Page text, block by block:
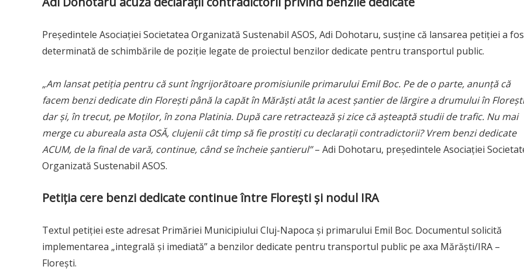
Președintele Asociației Societatea Organizată Sustenabil ASOS, Adi Dohotaru, susține că lansarea petiției a
determinată de schimbările de poziție legate de proiectul benzilor dedicate pentru transportul public.
„Am lansat petiția pentru că sunt îngrijorătoare promisiunile primarului Emil Boc. Pe de o parte, anunță că
facem benzi dedicate din Florești până la capăt în Mărăști atât la acest șantier de lărgire a drumului în
dar și, în trecut, pe Moților, în zona Platinia. După care retractează și zice că așteaptă studii de trafic. Nu mai
merge cu abureala asta OSĂ, clujenii cât timp să fie prostiți cu declarații contradictorii? Vrem benzi dedicate
ACUM, de la final de vară, continue, când se încheie șantierul”– Adi Dohotaru, președintele Asociației
Organizată Sustenabil ASOS.
Petiția cere benzi dedicate continue între Florești și nodul IRA
Textul petiției este adresat Primăriei Municipiului Cluj-Napoca și primarului Emil Boc. Documentul solicită
implementarea „integrală și imediată” a benzilor dedicate pentru transportul public pe axa Mărăști/IRA –
Florești.